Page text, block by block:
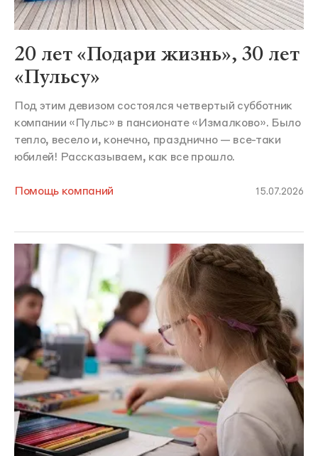
20 лет «Подари жизнь», 30 лет
«Пульсу»
Под этим девизом состоялся четвертый субботник
компании «Пульс» в пансионате «Измалково». Было
тепло, весело и, конечно, празднично — все-таки
юбилей! Рассказываем, как все прошло.
Помощь компаний 15.07.2026